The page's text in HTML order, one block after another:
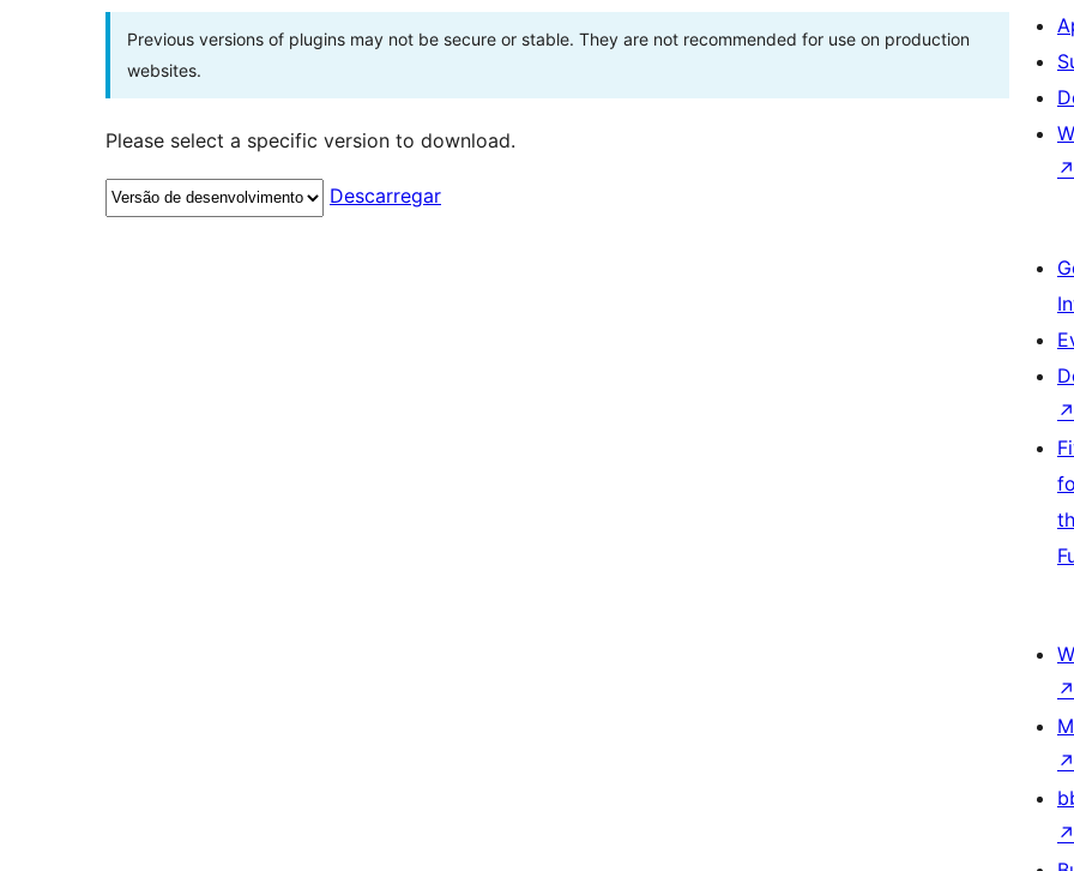
Previous versions of plugins may not be secure or stable. They are not recommended for use on production
websites.
Please select a specific version to download.
Descarregar
↗
↗
↗
↗
↗